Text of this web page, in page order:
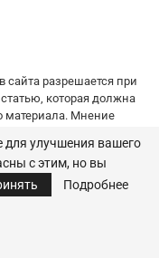
сайта разрешается при
которая должна
материала. Мнение
для улучшения вашего
с этим, но вы
Подробнее